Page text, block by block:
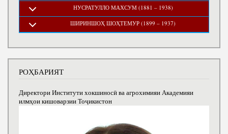
НУСРАТУЛЛО МАХСУМ (1881 – 1938)
ШИРИНШОҲ ШОҲТЕМУР (1899 – 1937)
РОҲБАРИЯТ
Директори Институти хокшиносӣ ва агрохимияи Академияи
илмҳои кишоварзии Тоҷикистон